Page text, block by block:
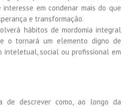
interesse em condenar mais do que
e transformação.
hábitos de mordomia integral
o tornará um elemento digno de
inteletual, social ou profissional em
de descrever como, ao longo da